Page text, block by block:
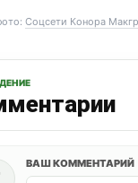
Соцсети Конора
ВАШ КОММЕНТАРИЙ